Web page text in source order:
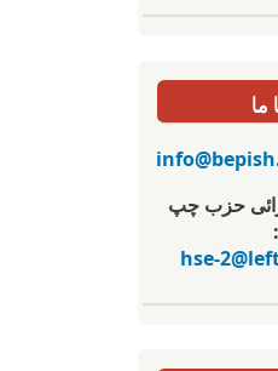
ما
حزب چپ
hse-